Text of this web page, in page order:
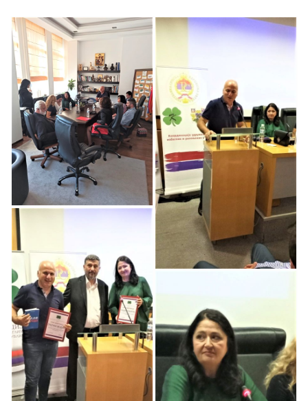
Održana Prezentacija
Knjige „Sužanj“
Autorke Lidije Žarić na
Zvezdari
Održana Prezentacija
Knjige „Sužanj“
Autorke Lidije Žarić
Zvezdara
Održana Prezentacija
Knjige „Sužanj“
Autorke Lidije Žarić
Prezentacija Knjige
„Sužanj“ Autorke Lidije